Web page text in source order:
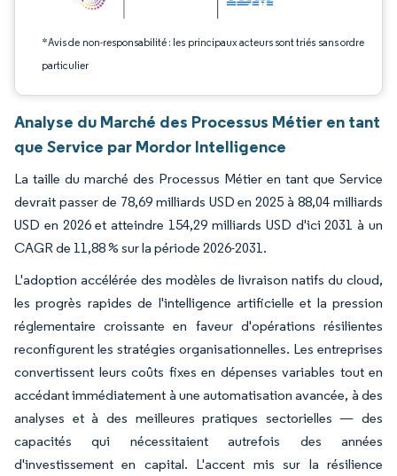
*Avis de non-responsabilité : les principaux acteurs sont triés sans ordre
particulier
Analyse du Marché des Processus Métier en tant
que Service par Mordor Intelligence
La taille du marché des Processus Métier en tant que Service
devrait passer de 78,69 milliards USD en 2025 à 88,04 milliards
USD en 2026 et atteindre 154,29 milliards USD d'ici 2031 à un
CAGR de 11,88 % sur la période 2026-2031.
L'adoption accélérée des modèles de livraison natifs du cloud,
les progrès rapides de l'intelligence artificielle et la pression
réglementaire croissante en faveur d'opérations résilientes
reconfigurent les stratégies organisationnelles. Les entreprises
convertissent leurs coûts fixes en dépenses variables tout en
accédant immédiatement à une automatisation avancée, à des
analyses et à des meilleures pratiques sectorielles — des
capacités qui nécessitaient autrefois des années
d'investissement en capital. L'accent mis sur la résilience